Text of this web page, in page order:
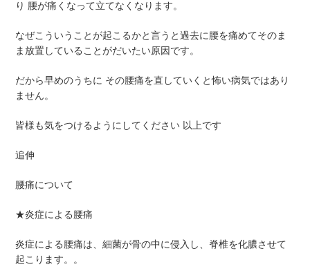
り 腰が痛くなって立てなくなります。
なぜこういうことが起こるかと言うと過去に腰を痛めてそのま
ま放置していることがだいたい原因です。
だから早めのうちに その腰痛を直していくと怖い病気ではあり
ません。
皆様も気をつけるようにしてください 以上です
追伸
腰痛について
★炎症による腰痛
炎症による腰痛は、細菌が骨の中に侵入し、脊椎を化膿させて
起こります。。